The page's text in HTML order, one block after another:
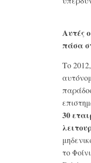
Αυτές
πάσα
Το
30
το